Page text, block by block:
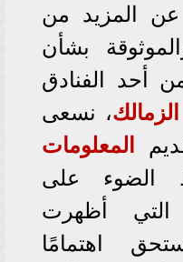
عن المزيد من
بشأن
أحد الفنادق
الزمالك، نسعى
المعلومات
الضوء على
التي أظهرت
اهتمامًا